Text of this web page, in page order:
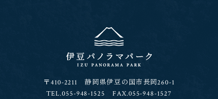
〒410-2211 静岡県伊豆の国市長岡260-1
TEL.055-948-1525 FAX.055-948-1527